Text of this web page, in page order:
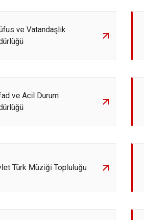
ve Vatandaşlık
ve Acil Durum
Türk Müziği Topluluğu